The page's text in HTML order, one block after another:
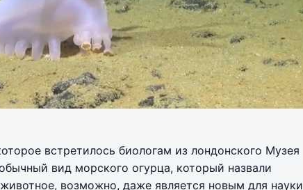
встретилось биологам из лондонского Музея
вид морского огурца, который назвали
возможно, даже является новым для науки